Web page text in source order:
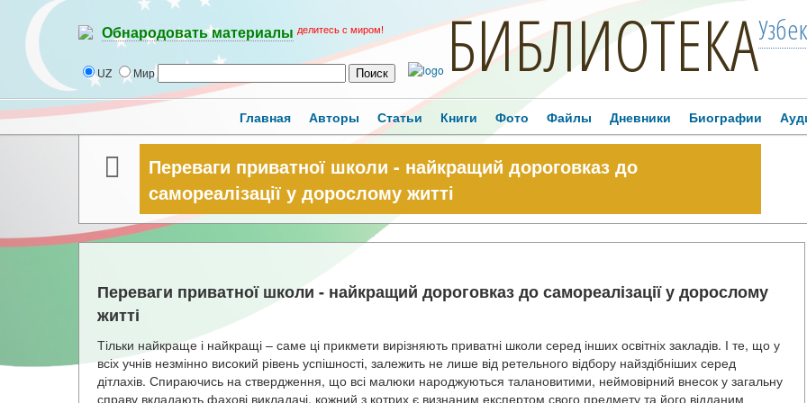
Обнародовать материалы делитесь с миром!
UZ Мир БИБЛИОТЕКА
Главная Авторы Статьи Книги Фото Файлы Дневники Биографии
Переваги приватної школи - найкращий дороговказ до
самореалізації у дорослому житті
Переваги приватної школи - найкращий дороговказ до самореалізації у дорослому
житті
Тільки найкраще і найкращі – саме ці прикмети вирізняють приватні школи серед інших освітніх закладів. І те, що у
всіх учнів незмінно високий рівень успішності, залежить не лише від ретельного відбору найздібніших серед
дітлахів. Спираючись на ствердження, що всі малюки народжуються талановитими, неймовірний внесок у загальну
справу вкладають фахові викладачі, кожний з котрих є визнаним експертом свого предмету та його відданим